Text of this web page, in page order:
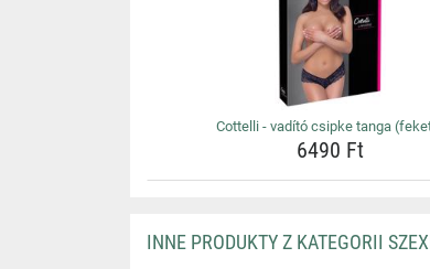
Cottelli - vadító csipke tanga
6490 Ft
INNE PRODUKTY Z KATEGORII